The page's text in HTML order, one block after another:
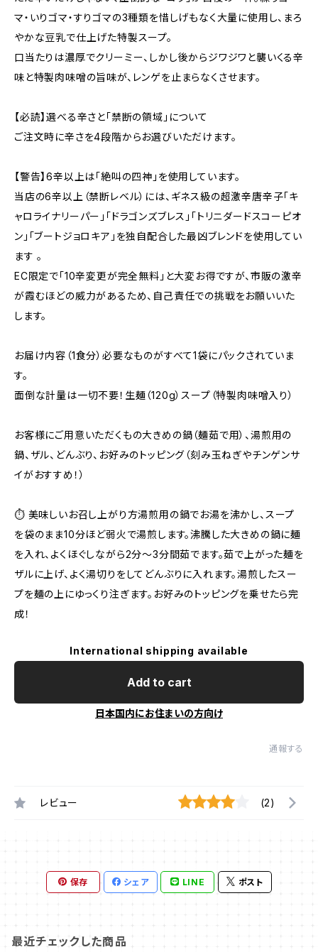
マ・いりゴマ・すりゴマの3種類を惜しげもなく大量に使用し、まろ
やかな豆乳で仕上げた特製スープ。
口当たりは濃厚でクリーミー、しかし後からジワジワと襲いくる辛
味と特製肉味噌の旨味が、レンゲを止まらなくさせます。
【必読】選べる辛さと「禁断の領域」について
ご注文時に辛さを4段階からお選びいただけます。
【警告】6辛以上は「絶叫の四神」を使用しています。
当店の6辛以上（禁断レベル）には、ギネス級の超激辛唐辛子「キ
ャロライナリーパー」「ドラゴンズブレス」「トリニダードスコーピオ
ン」「ブートジョロキア」を独自配合した最凶ブレンドを使用してい
ます 。
EC限定で「10辛変更が完全無料」と大変お得ですが、市販の激辛
が霞むほどの威力があるため、自己責任での挑戦をお願いいた
します。
お届け内容（1食分）必要なものがすべて1袋にパックされていま
す。
面倒な計量は一切不要！生麺（120g）スープ（特製肉味噌入り）
お客様にご用意いただくもの大きめの鍋（麺茹で用）、湯煎用の
鍋、ザル、どんぶり、お好みのトッピング（刻み玉ねぎやチンゲンサ
イがおすすめ！）
⏱️ 美味しいお召し上がり方湯煎用の鍋でお湯を沸かし、スープ
を袋のまま10分ほど弱火で湯煎します。沸騰した大きめの鍋に麺
を入れ、よくほぐしながら2分〜3分間茹でます。茹で上がった麺を
ザルに上げ、よく湯切りをしてどんぶりに入れます。湯煎したスー
プを麺の上にゆっくり注ぎます。お好みのトッピングを乗せたら完
成！
International shipping available
Add to cart
日本国内にお住まいの方向け
通報する
レビュー (2)
保存 シェア LINE ポスト
最近チェックした商品